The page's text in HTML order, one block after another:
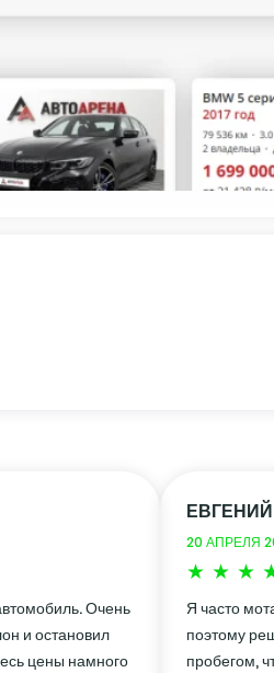
Очень
и остановил
цены намного
20 АПРЕЛЯ
Я часто
поэтому
пробегом,